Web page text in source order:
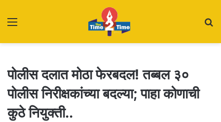
पोलीस दलात मोठा फेरबदल! तब्बल ३०
पोलीस निरीक्षकांच्या बदल्या; पाहा कोणाची
कुठे नियुक्ती..